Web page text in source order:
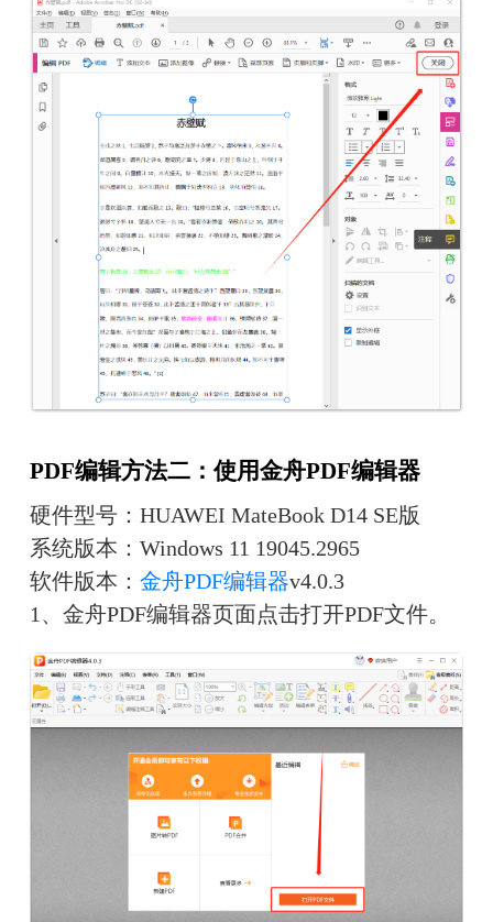
PDF编辑方法二：使用金舟PDF编辑器
硬件型号：HUAWEI MateBook D14 SE版
系统版本：Windows 11 19045.2965
软件版本： 金舟PDF编辑器v4.0.3
1、金舟PDF编辑器页面点击打开PDF文件。